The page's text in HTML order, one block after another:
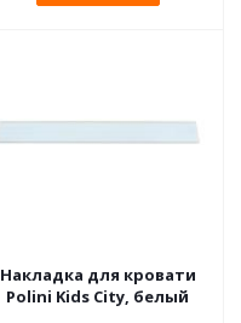
Накладка для кровати
Polini Kids City, белый